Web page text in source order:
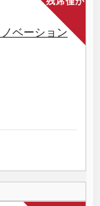
ベーション